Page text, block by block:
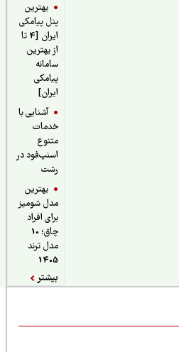
بهترین
پنل پیامکی
ایران [4 تا
از بهترین
سامانه
پیامکی
آشنایی با
خدمات
اسنپ‌فود در
بهترین
مدل شومیز
برای افراد
چاق؛ 10
مدل ترند